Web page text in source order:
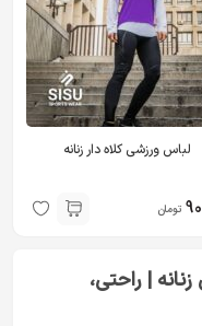
لباس ورزشی کلاه دار زنانه
تومان
| راحتی،